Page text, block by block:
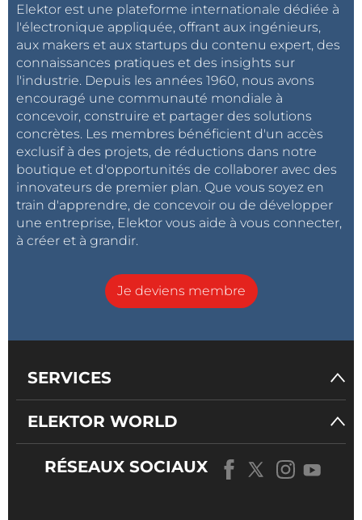
Elektor est une plateforme internationale dédiée à
l'électronique appliquée, offrant aux ingénieurs,
aux makers et aux startups du contenu expert, des
connaissances pratiques et des insights sur
l'industrie. Depuis les années 1960, nous avons
encouragé une communauté mondiale à
concevoir, construire et partager des solutions
concrètes. Les membres bénéficient d'un accès
exclusif à des projets, de réductions dans notre
boutique et d'opportunités de collaborer avec des
innovateurs de premier plan. Que vous soyez en
train d'apprendre, de concevoir ou de développer
une entreprise, Elektor vous aide à vous connecter,
à créer et à grandir.
Je deviens membre
SERVICES
ELEKTOR WORLD
RÉSEAUX SOCIAUX